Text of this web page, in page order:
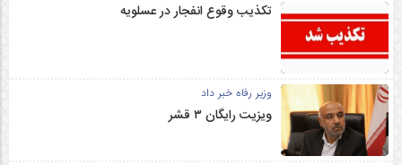
تکذیب وقوع انفجار در عسلویه
وزیر رفاه خبر داد
ویزیت رایگان ۳ قشر